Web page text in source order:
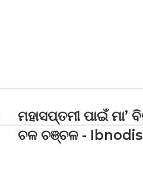
ମହାସପ୍ତମୀ ପାଇଁ ମା’
ଚଳ ଚଞ୍ଚଳ -